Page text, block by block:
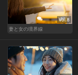
Vol.8
妻と女の境界線